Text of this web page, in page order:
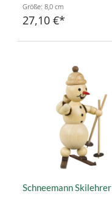
Größe: 8,0 cm
27,10 €
Schneemann Skilehrer